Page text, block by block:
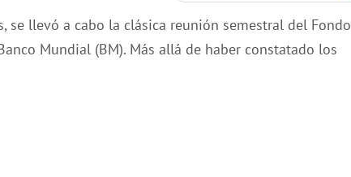
se llevó a cabo la clásica reunión semestral del Fondo
Mundial (BM). Más allá de haber constatado los